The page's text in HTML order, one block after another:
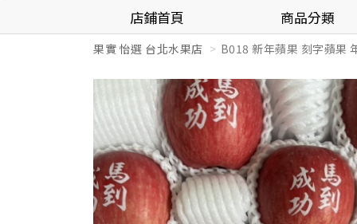
店鋪首頁 商品分類
果實 怡選 台北水果店 B018 新年蘋果 刻字蘋果